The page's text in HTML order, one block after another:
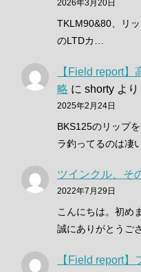
2026年3月20日
TKLM90&80、リ
のLTDカ…
【Field report
略 に shorty より
2025年2月24日
BKS125のリップ
ラ釣ってるのは凄
ツインクル、そ
2022年7月29日
こんにちは。初め
誠にありがとうご
【Field report